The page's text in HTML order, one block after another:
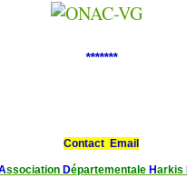
*******
Contact Email
ssociation Départementale Harkis